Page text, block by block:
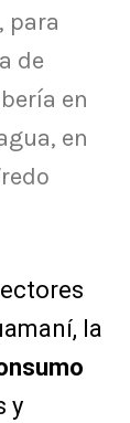
para
de
en
en
la
y